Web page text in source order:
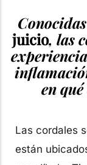
juicio, las
en
Las cordales
están